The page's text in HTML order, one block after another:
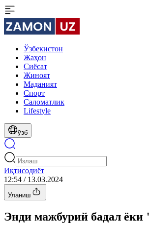
Ўзбекистон
Жаҳон
Сиёсат
Жиноят
Маданият
Спорт
Cаломатлик
Lifestyle
ўзб
Иқтисодиёт
12:54 / 13.03.2024
Уланиш
Энди мажбурий бадал ёки